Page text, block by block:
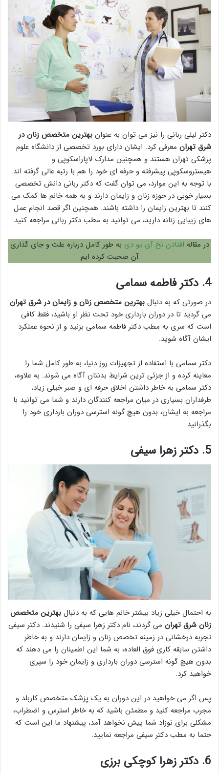
دکتر لیلی ربانی را نیز می توان به عنوان بهترین متخصص زنان در
شرق تهران معرفی کرد. ایشان دارای بورد تخصصی از دانشگاه علوم
پزشکی تهران هستند و همچنین مدارک لاپاراسکوپی و
هیستروسکوپی پیشرفته و حرفه ای خود را هم با رتبه عالی گرفته اند.
با توجه به این موارد، می توان گفت که دکتر ربانی دانش تخصصی
بسیار خوبی در حوزه زنان و زایمان دارند و به همه خانم ها کمک می
کنند تا بهترین زایمان را داشته باشند. همچنین اگر قصد انجام عمل
های زیبایی زنانه دارید، می توانید به مطب دکتر ربانی مراجعه کنید.
در مقاله افتادن نخ آی یو دی به طور کامل درباره علت و جای گذاری
آن صحبت کرده ایم
4. دکتر فاطمه سمامی
در صورتی که به دنبال بهترین متخصص زنان و زایمان در شرق تهران
می گردید تا در دوران بارداری خود تحت نظر او باشید، فقط کافی
است که سری به مطب دکتر فاطمه سمامی بزنید و از نحوه عملکرد
ایشان آگاه شوید.
دکتر سمامی با استفاده از تجهیزات روز دنیا، به طور کامل شما را
معاینه کرده و از جزئی ترین شرایط بدنتان آگاه می شوند. به علاوه،
دکتر سمامی به خاطر داشتن اخلاق حرفه ای و صبر خیلی زیاد،
طرفداران بسیاری در میان مراجعه کنندگان دارند و شما می توانید با
مراجعه به ایشان، بدون هیچ گونه استرسی دوران بارداری خود را
بگذرانید.
5. دکتر زهرا سیفی
به احتمال خیلی زیاد بیشتر خانم هایی که به دنبال بهترین متخصص
زنان شرق تهران می گردند، نام دکتر زهرا سیفی را شنیدند. دکتر سیفی
تجربه درخشانی در زمینه تخصص زنان و زایمان دارند و به خاطر
داشتن سابقه کاری فوق العاده، به شما این اطمینان را می دهند که
بدون هیچ گونه استرسی دوران بارداری و زایمان خود را سپری
خواهید کرد.
پس اگر می خواهید در این دوران به یک پزشک متخصص کاربلد و
مجرب مراجعه کنید و مطمئن باشید که به خاطر استرس و اضطراب،
مشکلی برای نوزاد شما پیش نخواهد آمد، پیشنهاد ما این است که
حتما به مطب دکتر سیفی مراجعه نمایید.
6. دکتر زهرا کوچکی برزی